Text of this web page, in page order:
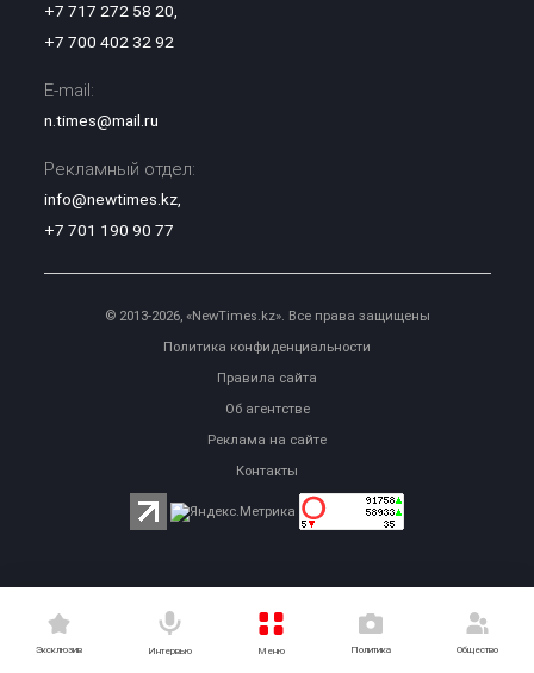
Эксклюзив Интервью Меню Политика Общество
+7 717 272 58 20,
+7 700 402 32 92
E-mail:
n.times@mail.ru
Рекламный отдел:
info@newtimes.kz,
+7 701 190 90 77
© 2013-2026, «NewTimes.kz». Все права защищены
Политика конфиденциальности
Правила сайта
Об агентстве
Реклама на сайте
Контакты